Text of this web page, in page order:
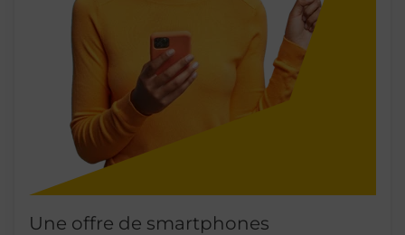
Une offre de smartphones